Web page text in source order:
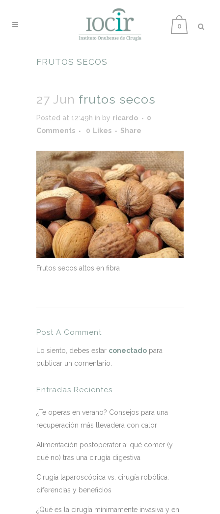
0
FRUTOS SECOS
27 Jun frutos secos
Posted at 12:49h in by ricardo
0
Comments
0 Likes Share
Frutos secos altos en fibra
Post A Comment
Lo siento, debes estar conectado para
publicar un comentario.
Entradas Recientes
¿Te operas en verano? Consejos para una
recuperación más llevadera con calor
Alimentación postoperatoria: qué comer (y
qué no) tras una cirugía digestiva
Cirugía laparoscópica vs. cirugía robótica:
diferencias y beneficios
¿Qué es la cirugía mínimamente invasiva y en